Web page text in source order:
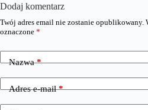
Dodaj komentarz
Twój adres email nie zostanie opublikowany.
oznaczone *
Nazwa*
Adres e-mail*